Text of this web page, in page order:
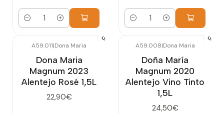
Cantidad Cantidad
A59.011|Dona Maria
Dona Maria
Magnum 2023
Alentejo Rosé 1,5L
22,90€
A59.008|Dona Maria
Doña María
Magnum 2020
Alentejo Vino Tinto
1,5L
24,50€